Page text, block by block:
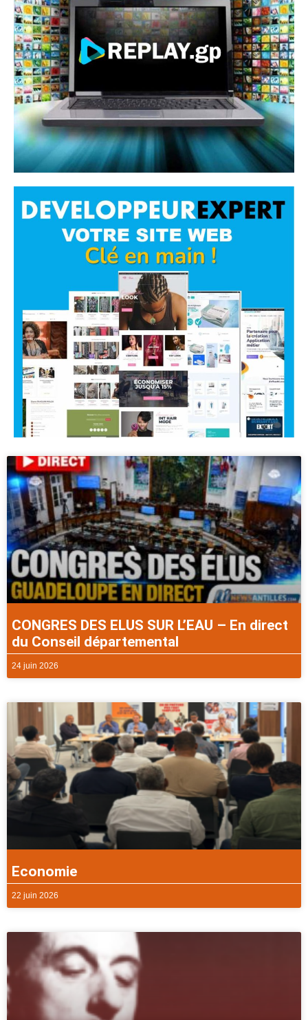
CONGRES DES ELUS SUR L’EAU – En direct
du Conseil départemental
24 juin 2026
Economie
22 juin 2026